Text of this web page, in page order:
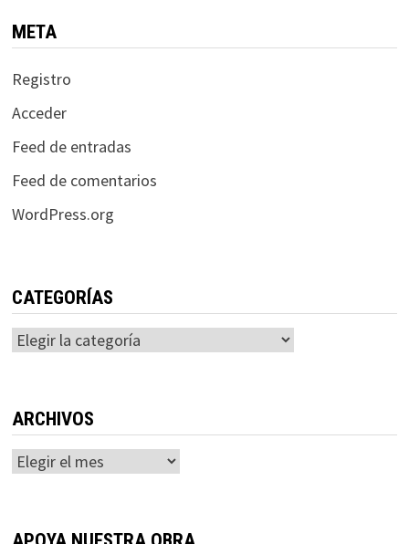
META
Registro
Acceder
Feed de entradas
Feed de comentarios
WordPress.org
CATEGORÍAS
Categorías
ARCHIVOS
Archivos